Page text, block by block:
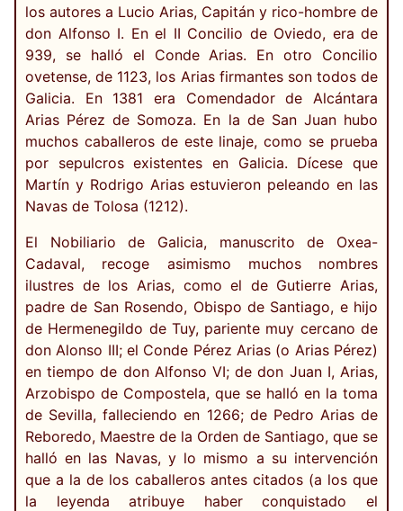
los autores a Lucio Arias, Capitán y rico-hombre de
don Alfonso I. En el II Concilio de Oviedo, era de
939, se halló el Conde Arias. En otro Concilio
ovetense, de 1123, los Arias firmantes son todos de
Galicia. En 1381 era Comendador de Alcántara
Arias Pérez de Somoza. En la de San Juan hubo
muchos caballeros de este linaje, como se prueba
por sepulcros existentes en Galicia. Dícese que
Martín y Rodrigo Arias estuvieron peleando en las
Navas de Tolosa (1212).
El Nobiliario de Galicia, manuscrito de Oxea-
Cadaval, recoge asimismo muchos nombres
ilustres de los Arias, como el de Gutierre Arias,
padre de San Rosendo, Obispo de Santiago, e hijo
de Hermenegildo de Tuy, pariente muy cercano de
don Alonso III; el Conde Pérez Arias (o Arias Pérez)
en tiempo de don Alfonso VI; de don Juan I, Arias,
Arzobispo de Compostela, que se halló en la toma
de Sevilla, falleciendo en 1266; de Pedro Arias de
Reboredo, Maestre de la Orden de Santiago, que se
halló en las Navas, y lo mismo a su intervención
que a la de los caballeros antes citados (a los que
la leyenda atribuye haber conquistado el